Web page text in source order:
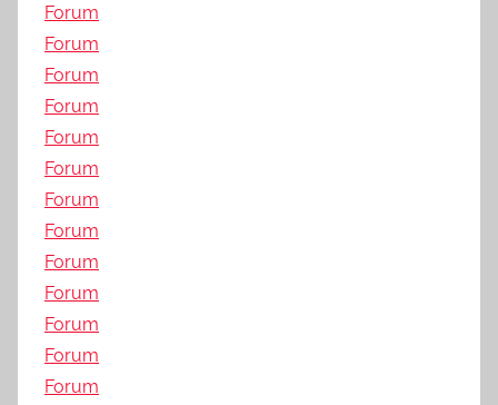
Forum
Forum
Forum
Forum
Forum
Forum
Forum
Forum
Forum
Forum
Forum
Forum
Forum